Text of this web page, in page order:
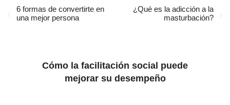
6 formas de convertirte en
una mejor persona
¿Qué es la adicción a la
masturbación?
Cómo la facilitación social puede
mejorar su desempeño